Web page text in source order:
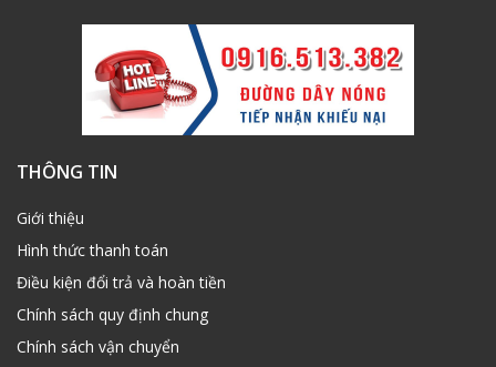
THÔNG TIN
Giới thiệu
Hình thức thanh toán
Điều kiện đổi trả và hoàn tiền
Chính sách quy định chung
Chính sách vận chuyển